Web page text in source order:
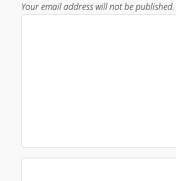
Your email address will not be published.